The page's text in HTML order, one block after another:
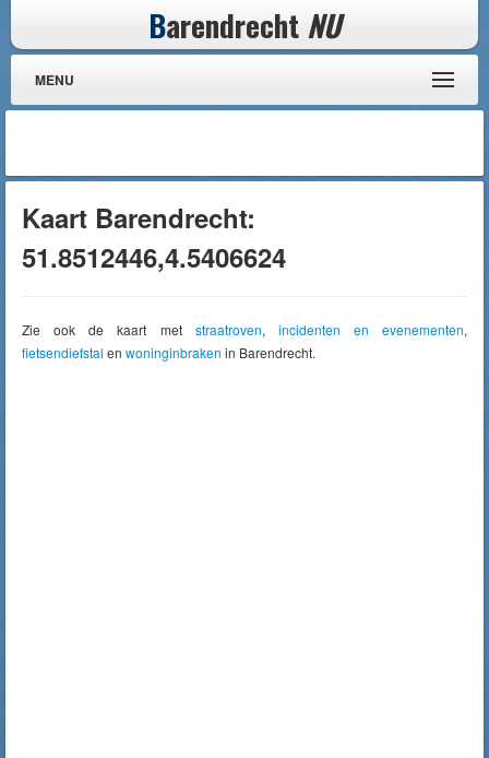
Barendrecht NU
MENU
Kaart Barendrecht:
51.8512446,4.5406624
Zie ook de kaart met straatroven, incidenten en evenementen,
fietsendiefstal en woninginbraken in Barendrecht.